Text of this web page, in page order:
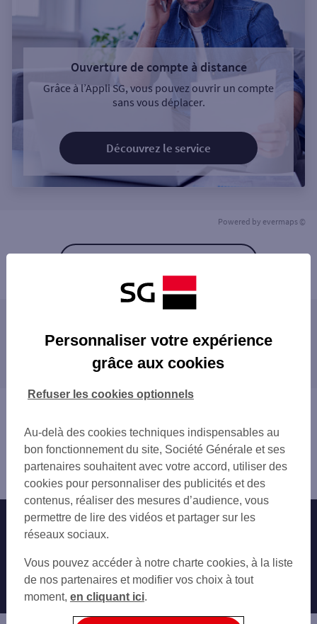
Ouverture de compte à distance
Grâce à l’Appli SG, vous pouvez ouvrir un compte
sans vous déplacer.
Découvrez le service
Powered by evermaps ©
CAUDRY LECLERC
VILLERS OUTREAUX
DENAIN VILLARS
AULNOY LEZ VALS CC
Les agences SG dans les villes à proximité
ANICHE
DENAIN
Cambrai
Agence CAMBRAI LORRAINE
Nos engagements Nous contacter
Autres sites SG
Professionnels
Entreprises
Personnaliser votre expérience
grâce aux cookies
Au-delà des cookies techniques indispensables au
bon fonctionnement du site, Société Générale et ses
partenaires souhaitent avec votre accord, utiliser des
cookies pour personnaliser des publicités et des
contenus, réaliser des mesures d’audience, vous
permettre de lire des vidéos et partager sur les
réseaux sociaux.
Vous pouvez accéder à notre charte cookies, à la liste
de nos partenaires et modifier vos choix à tout
moment, en cliquant ici.
Refuser les cookies optionnels